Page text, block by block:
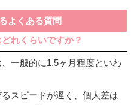
よくある質問
れくらいですか？
一般的に1.5ヶ月程度といわ
スピードが遅く、個人差は